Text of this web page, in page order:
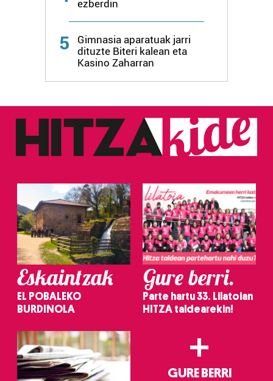
ezberdin
5
Gimnasia aparatuak jarri
dituzte Biteri kalean eta
Kasino Zaharran
Eskaintzak
EL POBALEKO
BURDINOLA
Gure berri.
Parte hartu 33. Lilatoian
HITZA taldearekin!
+
GURE BERRI